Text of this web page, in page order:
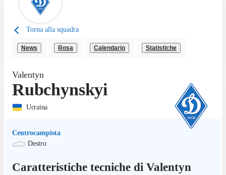
Torna alla squadra
News Rosa Calendario Statistiche
Valentyn
Rubchynskyi
Ucraina
Centrocampista
Destro
Caratteristiche tecniche di Valentyn